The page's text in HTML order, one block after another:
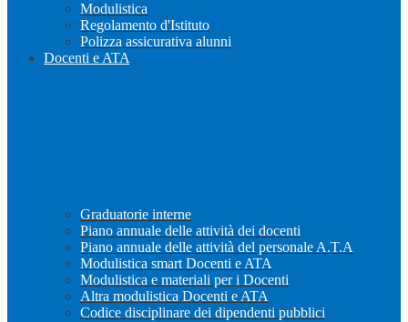
Modulistica
Regolamento d'Istituto
Polizza assicurativa alunni
Docenti e ATA
Graduatorie interne
Piano annuale delle attività dei docenti
Piano annuale delle attività del personale A.T.A
Modulistica smart Docenti e ATA
Modulistica e materiali per i Docenti
Altra modulistica Docenti e ATA
Codice disciplinare dei dipendenti pubblici